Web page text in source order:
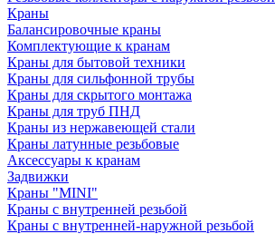
Краны
Балансировочные краны
Комплектующие к кранам
Краны для бытовой техники
Краны для сильфонной трубы
Краны для скрытого монтажа
Краны для труб ПНД
Краны из нержавеющей стали
Краны латунные резьбовые
Аксессуары к кранам
Задвижки
Краны "MINI"
Краны с внутренней резьбой
Краны с внутренней-наружной резьбой